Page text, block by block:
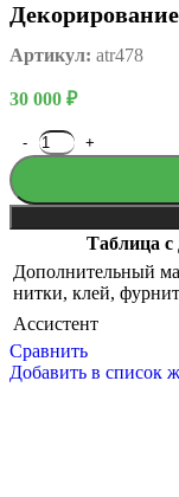
Артикул: atr478
30 000 ₽
Таблица с
Дополнительный
нитки, клей,
Ассистент
Сравнить
Добавить в список